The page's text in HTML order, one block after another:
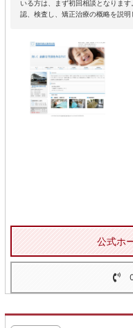
いる方は、まず初回相談となりま
認、検査し、矯正治療の概略を説明
公式ホ